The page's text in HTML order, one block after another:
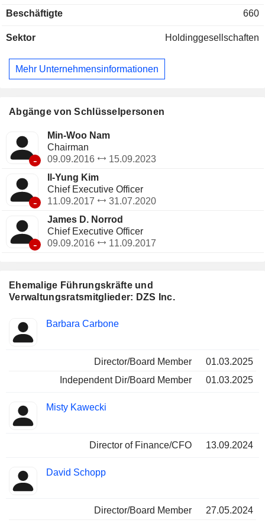
Ehemalige Führungskräfte und
Verwaltungsratsmitglieder: DZS Inc.
Insider
Besetzte
Barbara Carbone
Director/Board Member
01.03.2025
Independent Dir/Board Member
01.03.2025
Misty Kawecki
Director of Finance/CFO 13.09.2024
David Schopp
Director/Board Member
27.05.2024
Beschäftigte 660
Sektor Holdinggesellschaften
Mehr Unternehmensinformationen
Abgänge von Schlüsselpersonen
-
Min-Woo Nam
Chairman
09.09.2016
15.09.2023
-
Il-Yung Kim
Chief Executive Officer
11.09.2017
31.07.2020
-
James D. Norrod
Chief Executive Officer
09.09.2016
11.09.2017